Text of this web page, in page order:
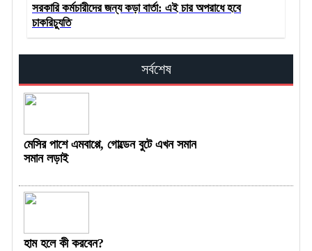
সরকারি কর্মচারীদের জন্য কড়া বার্তা: এই চার অপরাধে হবে
চাকরিচ্যুতি
সর্বশেষ
মেসির পাশে এমবাপ্পে, গোল্ডেন বুটে এখন সমান
সমান লড়াই
হাম হলে কী করবেন?